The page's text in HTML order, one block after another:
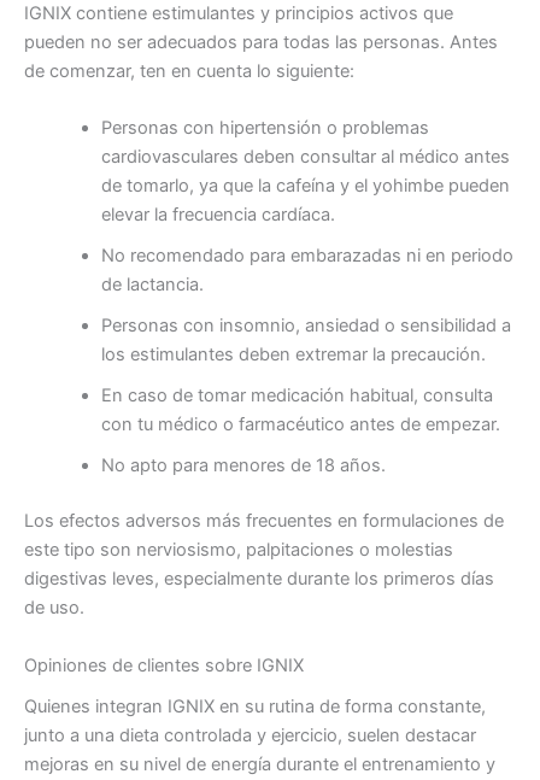
IGNIX contiene estimulantes y principios activos que
pueden no ser adecuados para todas las personas. Antes
de comenzar, ten en cuenta lo siguiente:
Personas con hipertensión o problemas
cardiovasculares deben consultar al médico antes
de tomarlo, ya que la cafeína y el yohimbe pueden
elevar la frecuencia cardíaca.
No recomendado para embarazadas ni en periodo
de lactancia.
Personas con insomnio, ansiedad o sensibilidad a
los estimulantes deben extremar la precaución.
En caso de tomar medicación habitual, consulta
con tu médico o farmacéutico antes de empezar.
No apto para menores de 18 años.
Los efectos adversos más frecuentes en formulaciones de
este tipo son nerviosismo, palpitaciones o molestias
digestivas leves, especialmente durante los primeros días
de uso.
Opiniones de clientes sobre IGNIX
Quienes integran IGNIX en su rutina de forma constante,
junto a una dieta controlada y ejercicio, suelen destacar
mejoras en su nivel de energía durante el entrenamiento y